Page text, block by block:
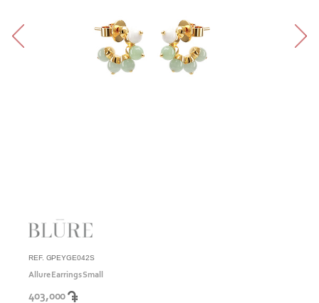
REF. GPEYGE042S
Allure Earrings Small
403,000